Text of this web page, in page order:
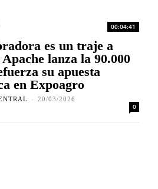
00:04:41
es un traje a
lanza la 90.000
su apuesta
en Expoagro
- 20/03/2026
0